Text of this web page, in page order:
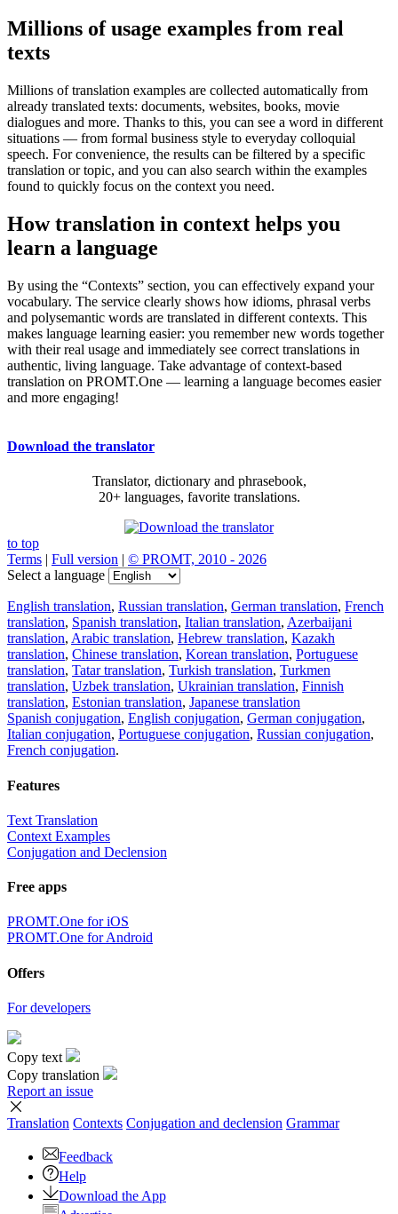
Millions of usage examples from real
texts
Millions of translation examples are collected automatically from
already translated texts: documents, websites, books, movie
dialogues and more. Thanks to this, you can see a word in different
situations — from formal business style to everyday colloquial
speech. For convenience, the results can be filtered by a specific
translation or topic, and you can also search within the examples
found to quickly focus on the context you need.
How translation in context helps you
learn a language
By using the “Contexts” section, you can effectively expand your
vocabulary. The service clearly shows how idioms, phrasal verbs
and polysemantic words are translated in different contexts. This
makes language learning easier: you remember new words together
with their real usage and immediately see correct translations in
authentic, living language. Take advantage of context-based
translation on PROMT.One — learning a language becomes easier
and more engaging!
Download the translator
Translator, dictionary and phrasebook,
20+ languages, favorite translations.
to top
Terms | Full version | © PROMT, 2010 - 2026
Select a language
English translation, Russian translation, German translation, French
translation, Spanish translation, Italian translation, Azerbaijani
translation, Arabic translation, Hebrew translation, Kazakh
translation, Chinese translation, Korean translation, Portuguese
translation, Tatar translation, Turkish translation, Turkmen
translation, Uzbek translation, Ukrainian translation, Finnish
translation, Estonian translation, Japanese translation
Spanish conjugation, English conjugation, German conjugation,
Italian conjugation, Portuguese conjugation, Russian conjugation,
French conjugation.
Features
Text Translation
Context Examples
Conjugation and Declension
Free apps
PROMT.One for iOS
PROMT.One for Android
Offers
For developers
Copy text
Copy translation
Report an issue
Translation Contexts Conjugation and declension Grammar
Feedback
Help
Download the App